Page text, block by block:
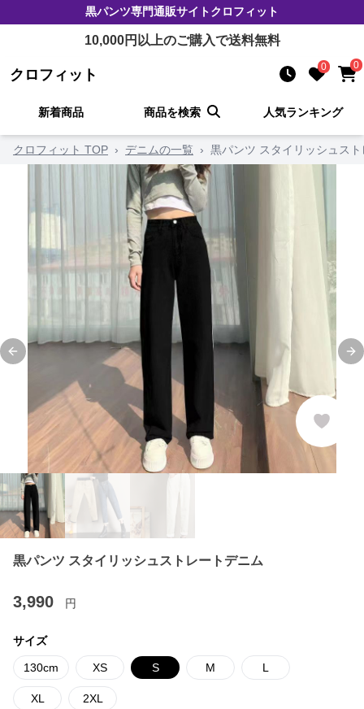
黒パンツ専門通販サイトクロフィット
10,000円以上のご購入で送料無料
クロフィット 0 0
新着商品 商品を検索 人気ランキング
クロフィット TOP › デニムの一覧 › 黒パンツ スタイリッシュス
Previous slide
黒パンツ スタイリッシュストレートデニム
3,990 円
サイズ
130cm XS S M L
XL 2XL